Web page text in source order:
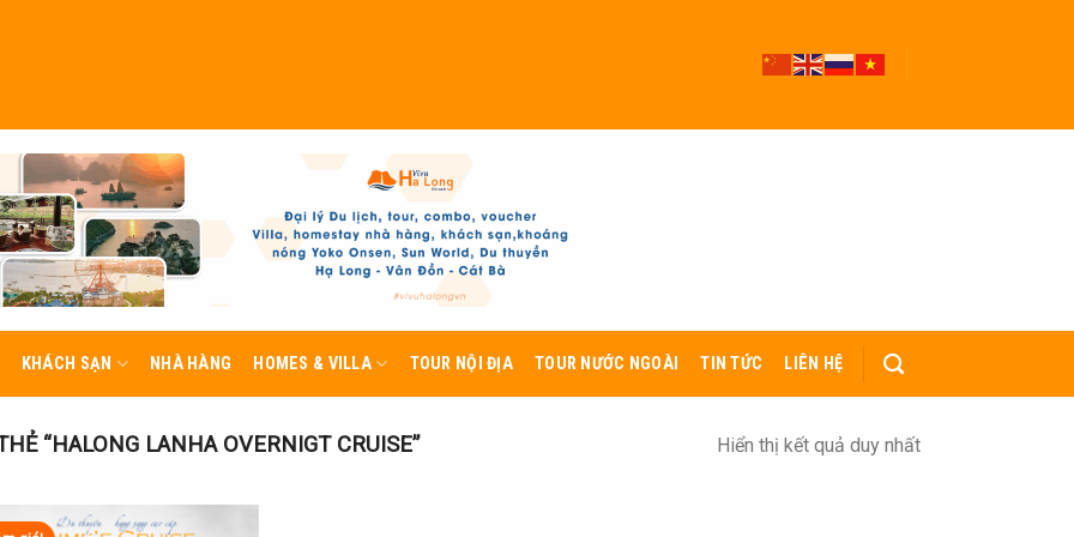
KHÁCH SẠN NHÀ HÀNG HOMES & VILLA TOUR NỘI ĐỊA TOUR NƯỚC NGOÀI TIN TỨC LIÊN HỆ
“HALONG LANHA OVERNIGT CRUISE” Hiển thị kết quả duy nhất